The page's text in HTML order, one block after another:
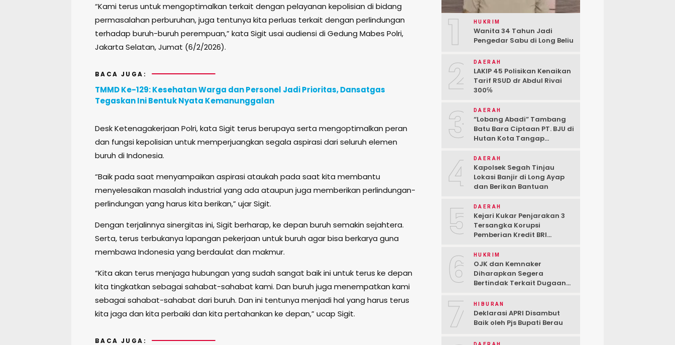
“Kami terus untuk mengoptimalkan terkait dengan pelayanan kepolisian di bidang
permasalahan perburuhan, juga tentunya kita perluas terkait dengan perlindungan
terhadap buruh-buruh perempuan,” kata Sigit usai audiensi di Gedung Mabes Polri,
Jakarta Selatan, Jumat (6/2/2026).
BACA JUGA:
TMMD Ke-129: Kesehatan Warga dan Personel Jadi Prioritas, Dansatgas
Tegaskan Ini Bentuk Nyata Kemanunggalan
Desk Ketenagakerjaan Polri, kata Sigit terus berupaya serta mengoptimalkan peran
dan fungsi kepolisian untuk memperjuangkan segala aspirasi dari seluruh elemen
buruh di Indonesia.
“Baik pada saat menyampaikan aspirasi ataukah pada saat kita membantu
menyelesaikan masalah industrial yang ada ataupun juga memberikan perlindungan-
perlindungan yang harus kita berikan,” ujar Sigit.
Dengan terjalinnya sinergitas ini, Sigit berharap, ke depan buruh semakin sejahtera.
Serta, terus terbukanya lapangan pekerjaan untuk buruh agar bisa berkarya guna
membawa Indonesia yang berdaulat dan makmur.
“Kita akan terus menjaga hubungan yang sudah sangat baik ini untuk terus ke depan
kita tingkatkan sebagai sahabat-sahabat kami. Dan buruh juga menempatkan kami
sebagai sahabat-sahabat dari buruh. Dan ini tentunya menjadi hal yang harus terus
kita jaga dan kita perbaiki dan kita pertahankan ke depan,” ucap Sigit.
BACA JUGA:
1 HUKRIM
Wanita 34 Tahun Jadi
Pengedar Sabu di Long Beliu
2 DAERAH
LAKIP 45 Polisikan Kenaikan
Tarif RSUD dr Abdul Rivai
300℅
3 DAERAH
“Lobang Abadi” Tambang
Batu Bara Ciptaan PT. BJU di
Hutan Kota Tangap
4 DAERAH
Kapolsek Segah Tinjau
Lokasi Banjir di Long Ayap
dan Berikan Bantuan
5 DAERAH
Kejari Kukar Penjarakan 3
Tersangka Korupsi
Pemberian Kredit BRI
6 HUKRIM
OJK dan Kemnaker
Diharapkan Segera
Bertindak Terkait Dugaan
Sesuka Hati
7 HIBURAN
Deklarasi APRI Disambut
Baik oleh Pjs Bupati Berau